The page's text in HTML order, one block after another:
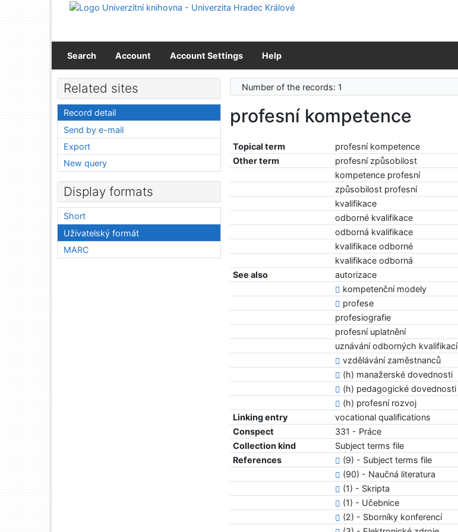
Go to content
Search Account Account Settings Help
Number of the records: 1
profesní kompetence
Topical term
profesní kompetence
Other term
profesní způsobilost
kompetence profesní
způsobilost profesní
kvalifikace
odborné kvalifikace
odborná kvalifikace
kvalifikace odborné
kvalifikace odborná
See also
autorizace
kompetenční modely
profese
profesiografie
profesní uplatnění
uznávání odborných kvalifikací
vzdělávání zaměstnanců
(h) manažerské dovednosti
(h) pedagogické dovednosti
(h) profesní rozvoj
Linking entry
vocational qualifications
Conspect
331 - Práce
Collection kind
Subject terms file
References
(9) - Subject terms file
(90) - Naučná literatura
(1) - Skripta
(1) - Učebnice
(2) - Sborníky konferencí
Related sites
Record detail
Send by e-mail
Export
New query
Display formats
Short
Uživatelský formát
MARC